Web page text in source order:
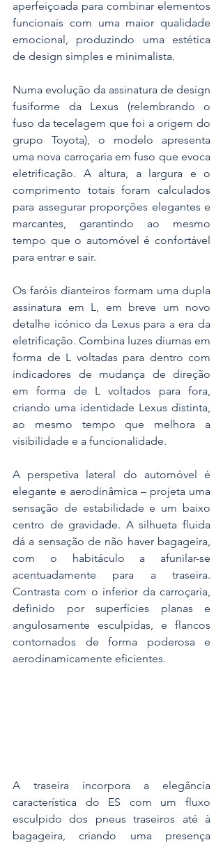
aperfeiçoada para combinar elementos
funcionais com uma maior qualidade
emocional, produzindo uma estética
de design simples e minimalista.
Numa evolução da assinatura de design
fusiforme da Lexus (relembrando o
fuso da tecelagem que foi a origem do
grupo Toyota), o modelo apresenta
uma nova carroçaria em fuso que evoca
eletrificação. A altura, a largura e o
comprimento totais foram calculados
para assegurar proporções elegantes e
marcantes, garantindo ao mesmo
tempo que o automóvel é confortável
para entrar e sair.
Os faróis dianteiros formam uma dupla
assinatura em L, em breve um novo
detalhe icónico da Lexus para a era da
eletrificação. Combina luzes diurnas em
forma de L voltadas para dentro com
indicadores de mudança de direção
em forma de L voltados para fora,
criando uma identidade Lexus distinta,
ao mesmo tempo que melhora a
visibilidade e a funcionalidade.
A perspetiva lateral do automóvel é
elegante e aerodinâmica – projeta uma
sensação de estabilidade e um baixo
centro de gravidade. A silhueta fluida
dá a sensação de não haver bagageira,
com o habitáculo a afunilar-se
acentuadamente para a traseira.
Contrasta com o inferior da carroçaria,
definido por superfícies planas e
angulosamente esculpidas, e flancos
contornados de forma poderosa e
aerodinamicamente eficientes.
A traseira incorpora a elegância
característica do ES com um fluxo
esculpido dos pneus traseiros até à
bagageira, criando uma presença